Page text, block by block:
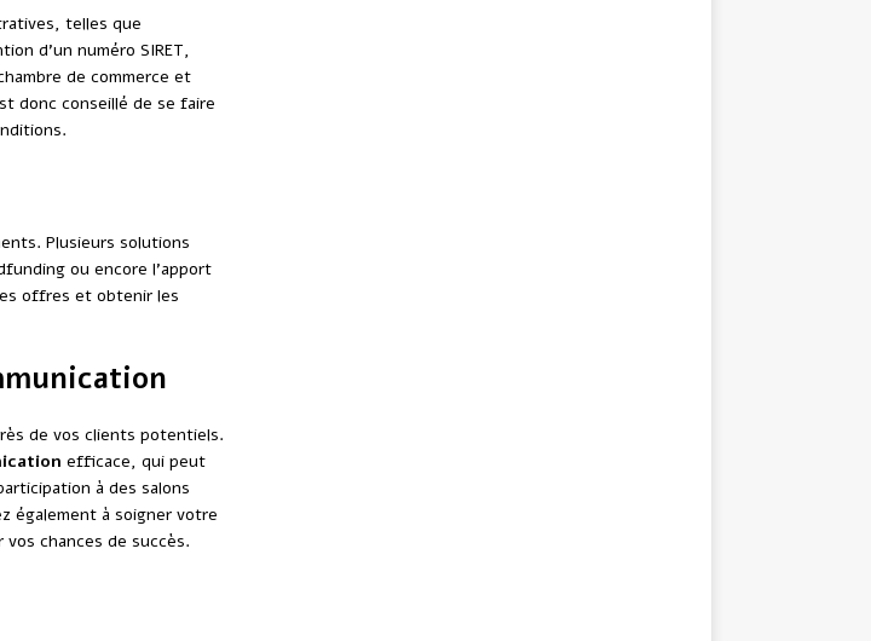
telles que
d’un numéro SIRET,
de commerce et
donc conseillé de se faire
Plusieurs solutions
ou encore l’apport
offres et obtenir les
de vos clients potentiels.
efficace, qui peut
à des salons
également à soigner votre
chances de succès.